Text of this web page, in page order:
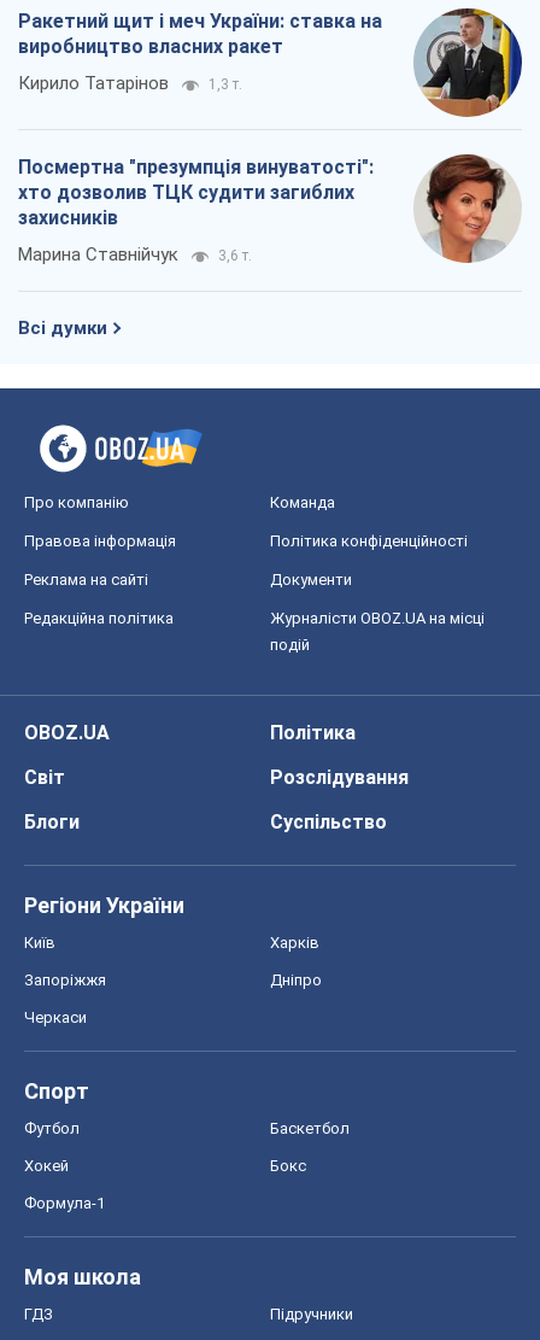
Ракетний щит і меч України: ставка на
виробництво власних ракет
Кирило Татарінов 1,3 т.
Посмертна "презумпція винуватості":
хто дозволив ТЦК судити загиблих
захисників
Марина Ставнійчук 3,6 т.
Всі думки
Про компанію Команда
Правова інформація Політика конфіденційності
Реклама на сайті Документи
Редакційна політика
Журналісти OBOZ.UA на місці
подій
OBOZ.UA
Політика
Світ
Розслідування
Блоги
Суспільство
Регіони України
Київ Харків
Запоріжжя Дніпро
Черкаси
Спорт
Футбол Баскетбол
Хокей Бокс
Формула-1
Моя школа
ГДЗ Підручники